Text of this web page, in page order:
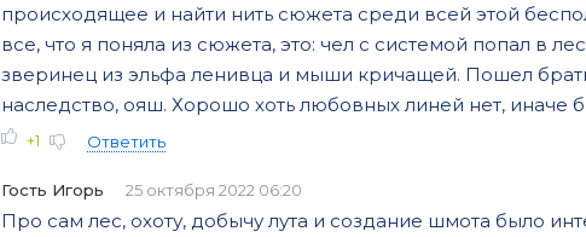
происходящее и найти нить сюжета среди всей этой
все, что я поняла из сюжета, это: чел с системой попал в
зверинец из эльфа ленивца и мыши кричащей. Пошел
наследство, ояш. Хорошо хоть любовных линей нет, иначе
+1 Ответить
Гость Игорь 25 октября 2022 06:20
Про сам лес, охоту, добычу лута и создание шмота было